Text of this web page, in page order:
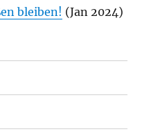
bleiben! (Jan 2024)